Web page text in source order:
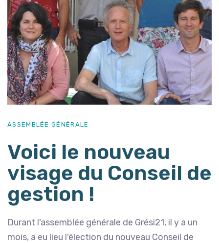
ASSEMBLÉE GÉNÉRALE
Voici le nouveau
visage du Conseil de
gestion !
Durant l'assemblée générale de Grési21, il y a un
mois, a eu lieu l'élection du nouveau Conseil de